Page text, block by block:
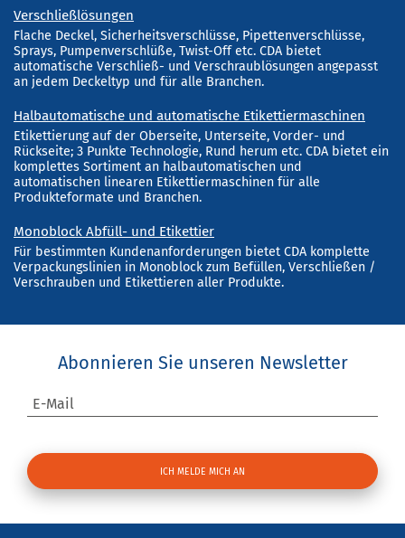
Verschließlösungen
Flache Deckel, Sicherheitsverschlüsse, Pipettenverschlüsse,
Sprays, Pumpenverschlüße, Twist-Off etc. CDA bietet
automatische Verschließ- und Verschraublösungen angepasst
an jedem Deckeltyp und für alle Branchen.
Halbautomatische und automatische Etikettiermaschinen
Etikettierung auf der Oberseite, Unterseite, Vorder- und
Rückseite; 3 Punkte Technologie, Rund herum etc. CDA bietet ein
komplettes Sortiment an halbautomatischen und
automatischen linearen Etikettiermaschinen für alle
Produkteformate und Branchen.
Monoblock Abfüll- und Etikettier
Für bestimmten Kundenanforderungen bietet CDA komplette
Verpackungslinien in Monoblock zum Befüllen, Verschließen /
Verschrauben und Etikettieren aller Produkte.
Abonnieren Sie unseren Newsletter
E-Mail